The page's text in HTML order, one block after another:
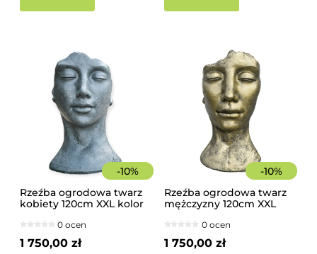
-10%
Rzeźba ogrodowa twarz
kobiety 120cm XXL kolor
- imponująca dekoracja
ogrodowa
0 ocen
1 750,00 zł
-10%
Rzeźba ogrodowa twarz
mężczyzny 120cm XXL
dekoracja ogrodowa
0 ocen
1 750,00 zł